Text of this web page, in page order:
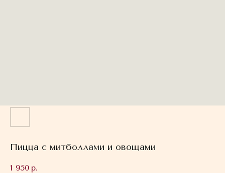
Пицца с митболлами и овощами
1 950 р.